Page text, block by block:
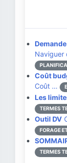
Naviguer
Coût
Coût …
Les
TERMES
Outil DV
FORAGE
TERMES